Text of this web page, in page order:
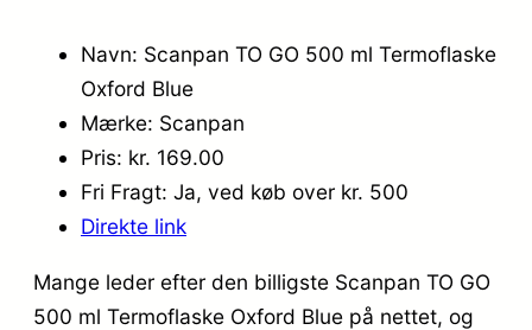
Navn: Scanpan TO GO 500 ml Termoflaske
Oxford Blue
Mærke: Scanpan
Pris: kr. 169.00
Fri Fragt: Ja, ved køb over kr. 500
Direkte link
Mange leder efter den billigste Scanpan TO GO
500 ml Termoflaske Oxford Blue på nettet, og